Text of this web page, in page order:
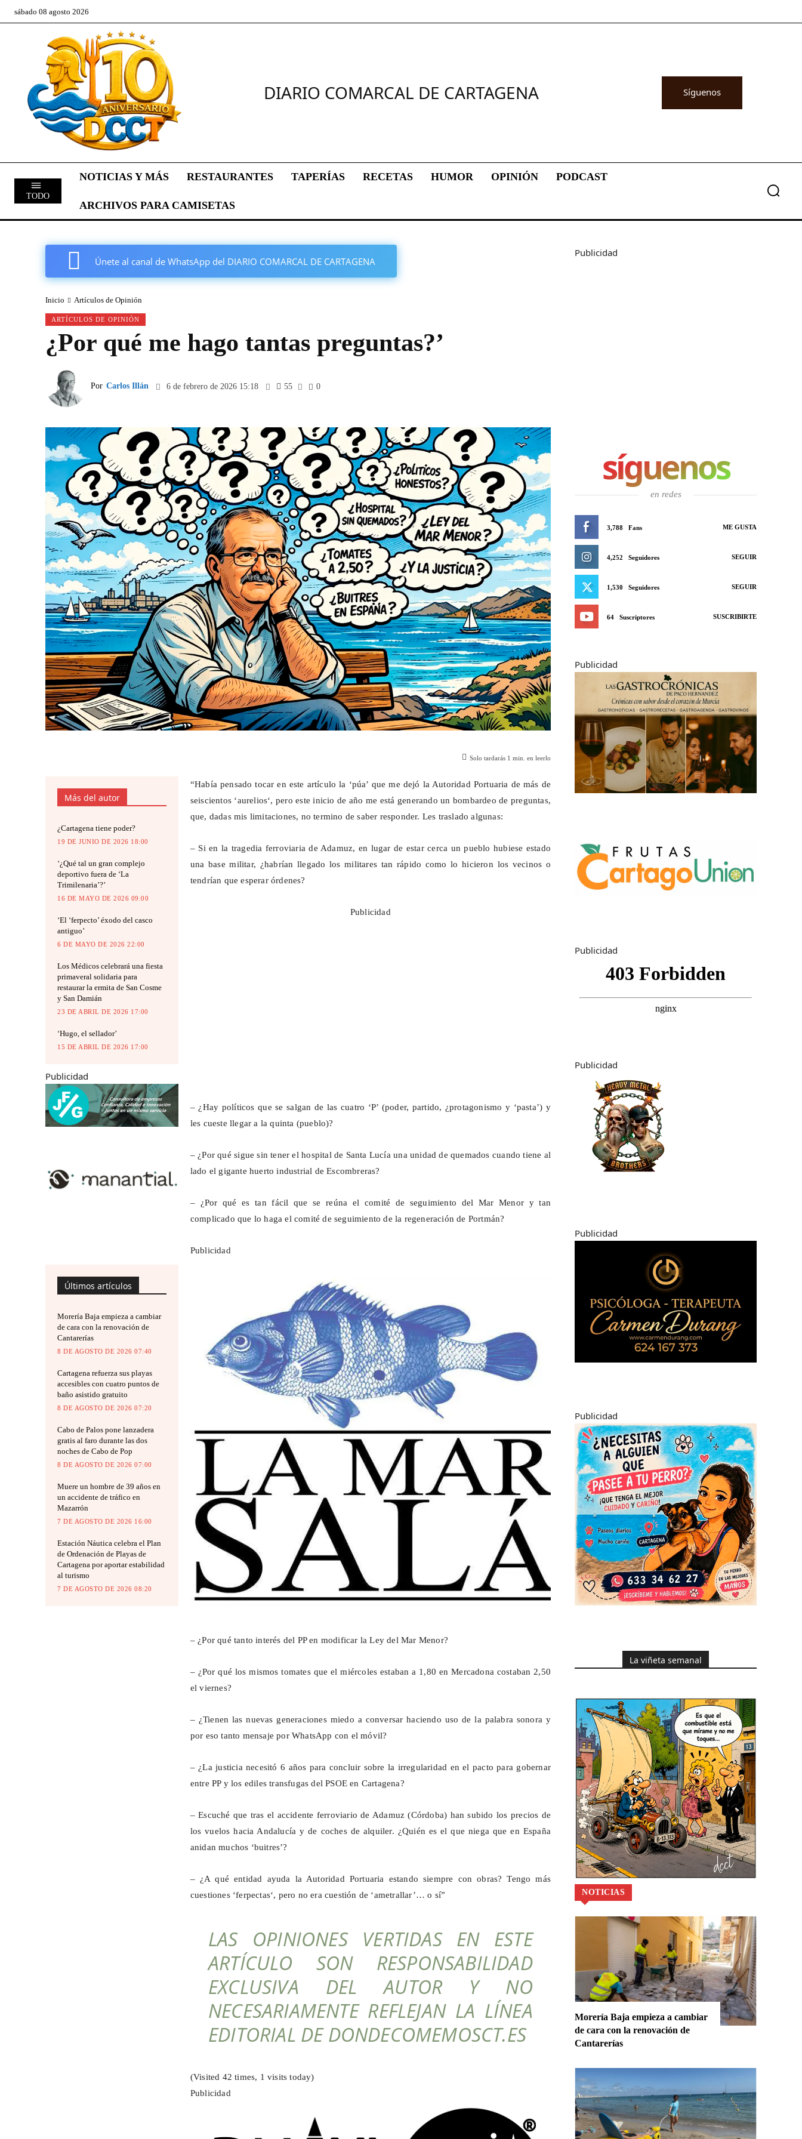
sábado 08 agosto 2026
DIARIO COMARCAL DE CARTAGENA Síguenos
TODO
NOTICIAS Y MÁS RESTAURANTES TAPERÍAS RECETAS HUMOR OPINIÓN PODCAST
ARCHIVOS PARA CAMISETAS
Únete al canal de WhatsApp del DIARIO COMARCAL DE CARTAGENA
Inicio Artículos de Opinión
ARTÍCULOS DE OPINIÓN
¿Por qué me hago tantas preguntas?’
Por Carlos Illán 6 de febrero de 2026 15:18 55 0
Solo tardarás 1 min. en leerlo
Más del autor
¿Cartagena tiene poder?
19 DE JUNIO DE 2026 18:00
‘¿Qué tal un gran complejo
deportivo fuera de ‘La
Trimilenaria’?’
16 DE MAYO DE 2026 09:00
‘El ‘ferpecto’ éxodo del casco
antiguo’
6 DE MAYO DE 2026 22:00
Los Médicos celebrará una fiesta
primaveral solidaria para
restaurar la ermita de San Cosme
y San Damián
23 DE ABRIL DE 2026 17:00
‘Hugo, el sellador’
15 DE ABRIL DE 2026 17:00
Publicidad
Últimos artículos
Morería Baja empieza a cambiar
de cara con la renovación de
Cantarerías
8 DE AGOSTO DE 2026 07:40
Cartagena refuerza sus playas
accesibles con cuatro puntos de
baño asistido gratuito
8 DE AGOSTO DE 2026 07:20
Cabo de Palos pone lanzadera
gratis al faro durante las dos
noches de Cabo de Pop
8 DE AGOSTO DE 2026 07:00
Muere un hombre de 39 años en
un accidente de tráfico en
Mazarrón
7 DE AGOSTO DE 2026 16:00
Estación Náutica celebra el Plan
de Ordenación de Playas de
Cartagena por aportar estabilidad
al turismo
7 DE AGOSTO DE 2026 08:20
“Había pensado tocar en este artículo la ‘púa’ que me dejó la Autoridad Portuaria de más de
seiscientos ‘aurelios‘, pero este inicio de año me está generando un bombardeo de preguntas,
que, dadas mis limitaciones, no termino de saber responder. Les traslado algunas:
– Si en la tragedia ferroviaria de Adamuz, en lugar de estar cerca un pueblo hubiese estado
una base militar, ¿habrían llegado los militares tan rápido como lo hicieron los vecinos o
tendrían que esperar órdenes?
Publicidad
– ¿Hay políticos que se salgan de las cuatro ‘P’ (poder, partido, ¿protagonismo y ‘pasta’) y
les cueste llegar a la quinta (pueblo)?
– ¿Por qué sigue sin tener el hospital de Santa Lucía una unidad de quemados cuando tiene al
lado el gigante huerto industrial de Escombreras?
– ¿Por qué es tan fácil que se reúna el comité de seguimiento del Mar Menor y tan
complicado que lo haga el comité de seguimiento de la regeneración de Portmán?
Publicidad
– ¿Por qué tanto interés del PP en modificar la Ley del Mar Menor?
– ¿Por qué los mismos tomates que el miércoles estaban a 1,80 en Mercadona costaban 2,50
el viernes?
– ¿Tienen las nuevas generaciones miedo a conversar haciendo uso de la palabra sonora y
por eso tanto mensaje por WhatsApp con el móvil?
– ¿La justicia necesitó 6 años para concluir sobre la irregularidad en el pacto para gobernar
entre PP y los edilestransfugas del PSOE en Cartagena?
– Escuché que tras el accidente ferroviario de Adamuz (Córdoba) han subido los precios de
los vuelos hacia Andalucía y de coches de alquiler. ¿Quién es el que niega que en España
anidan muchos ‘buitres’?
– ¿A qué entidad ayuda la Autoridad Portuaria estando siempre con obras? Tengo más
cuestiones ‘ferpectas‘, pero no era cuestión de ‘ametrallar’… o sí”
LAS OPINIONES VERTIDAS EN ESTE
ARTÍCULO SON RESPONSABILIDAD
EXCLUSIVA DEL AUTOR Y NO
NECESARIAMENTE REFLEJAN LA LÍNEA
EDITORIAL DE DONDECOMEMOSCT.ES
(Visited 42 times, 1 visits today)
Publicidad
Publicidad
síguenos
en redes
3,788 Fans ME GUSTA
4,252 Seguidores SEGUIR
1,530 Seguidores SEGUIR
64 Suscriptores SUSCRIBIRTE
Publicidad
Publicidad
Publicidad
Publicidad
Publicidad
La viñeta semanal
NOTICIAS
Morería Baja empieza a cambiar
de cara con la renovación de
Cantarerías